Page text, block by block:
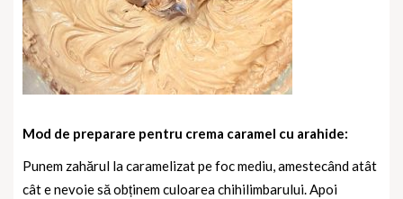
Mod de preparare pentru crema caramel cu arahide:
Punem zahărul la caramelizat pe foc mediu, amestecând atât
cât e nevoie să obținem culoarea chihilimbarului. Apoi